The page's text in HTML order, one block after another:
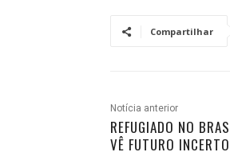
Compartilhar
Notícia anterior
REFUGIADO NO
VÊ FUTURO